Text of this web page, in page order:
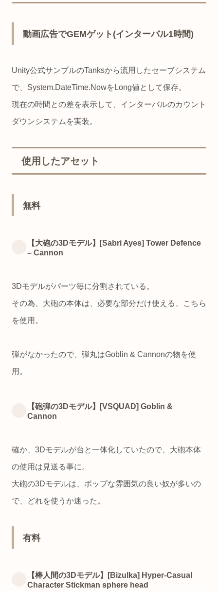
動画広告でGEMゲット(インターバル1時間)
Unity公式サンプルのTanksから流用したセーブシステム
で、System.DateTime.NowをLong値として保存。
現在の時間との差を表示して、インターバルのカウント
ダウンシステムを実装。
使用したアセット
無料
【大砲の3Dモデル】[Sabri Ayes] Tower Defence
– Cannon
3Dモデルがパーツ毎に分割されている。
その為、大砲の本体は、必要な部分だけ使える、こちら
を使用。
弾がなかったので、弾丸はGoblin & Cannonの物を使
用。
【砲弾の3Dモデル】[VSQUAD] Goblin &
Cannon
確か、3Dモデルが台と一体化していたので、大砲本体
の使用は見送る事に。
大砲の3Dモデルは、ポップな雰囲気の良い奴が多いの
で、どれを使うか迷った。
有料
【棒人間の3Dモデル】[Bizulka] Hyper-Casual
Character Stickman sphere head